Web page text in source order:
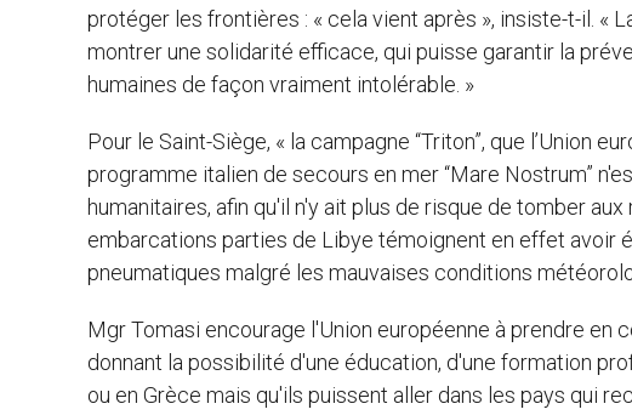
protéger les frontières : « cela vient après », insiste-t-il. «
montrer une solidarité efficace, qui puisse garantir la
humaines de façon vraiment intolérable. »
Pour le Saint-Siège, « la campagne “Triton”, que l’Union
programme italien de secours en mer “Mare Nostrum”
humanitaires, afin qu'il n'y ait plus de risque de tomber
embarcations parties de Libye témoignent en effet avoir
pneumatiques malgré les mauvaises conditions
Mgr Tomasi encourage l'Union européenne à prendre
donnant la possibilité d'une éducation, d'une formation
ou en Grèce mais qu'ils puissent aller dans les pays qui